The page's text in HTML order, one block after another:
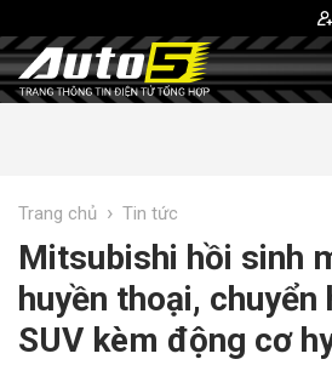
Trang chủ › Tin tức
Mitsubishi hồi sinh
huyền thoại, chuyển
SUV kèm động cơ